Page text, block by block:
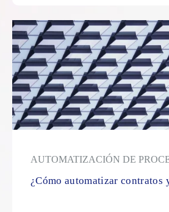
AUTOMATIZACIÓN DE
¿Cómo automatizar contratos